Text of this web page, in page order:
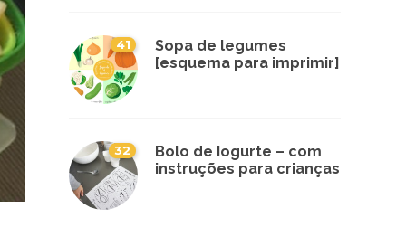
41
Sopa de legumes
[esquema para imprimir]
32
Bolo de Iogurte – com
instruções para crianças